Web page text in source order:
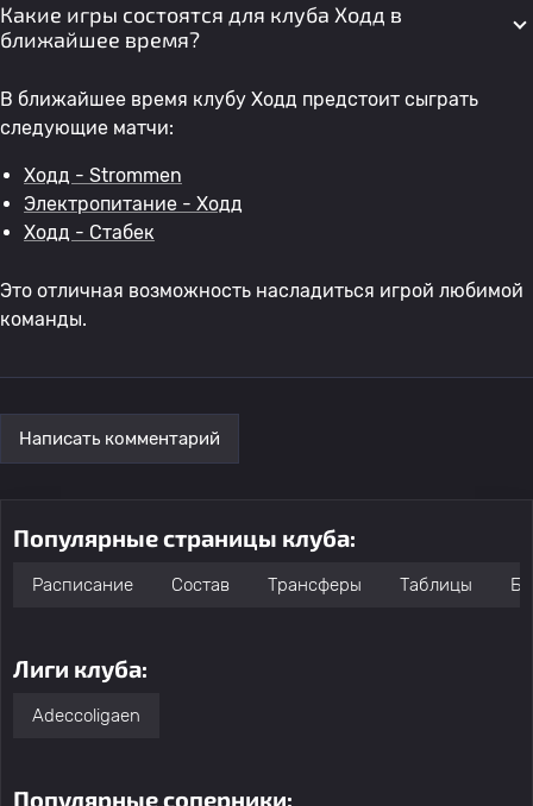
Какие игры состоятся для клуба Ходд в
ближайшее время?
В ближайшее время клубу Ходд предстоит сыграть
следующие матчи:
Ходд - Strommen
Электропитание - Ходд
Ходд - Стабек
Это отличная возможность насладиться игрой любимой
команды.
Написать комментарий
Популярные страницы клуба:
Расписание Состав Трансферы Таблицы
Лиги клуба:
Adeccoligaen
Популярные соперники: